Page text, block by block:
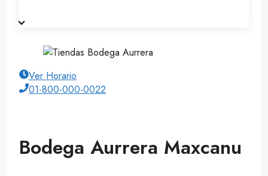
Ver Horario
01-800-000-0022
Bodega Aurrera Maxcanu